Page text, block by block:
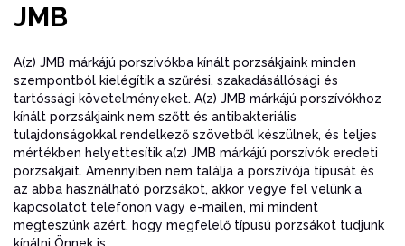
JMB
A(z) JMB márkájú porszívókba kínált porzsákjaink minden
szempontból kielégítik a szűrési, szakadásállósági és
tartóssági követelményeket. A(z) JMB márkájú porszívókhoz
kínált porzsákjaink nem szőtt és antibakteriális
tulajdonságokkal rendelkező szövetből készülnek, és teljes
mértékben helyettesítik a(z) JMB márkájú porszívók eredeti
porzsákjait. Amennyiben nem találja a porszívója típusát és
az abba használható porzsákot, akkor vegye fel velünk a
kapcsolatot telefonon vagy e-mailen, mi mindent
megteszünk azért, hogy megfelelő típusú porzsákot tudjunk